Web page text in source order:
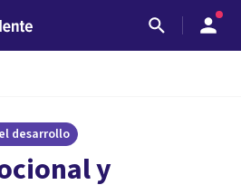
desarrollo
y